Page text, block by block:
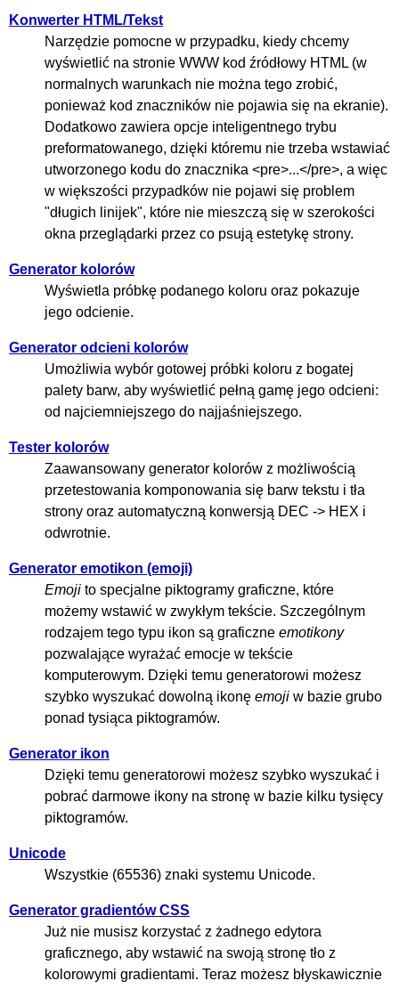
Konwerter HTML/Tekst
Narzędzie pomocne w przypadku, kiedy chcemy
wyświetlić na stronie WWW kod źródłowy HTML (w
normalnych warunkach nie można tego zrobić,
ponieważ kod znaczników nie pojawia się na ekranie).
Dodatkowo zawiera opcje inteligentnego trybu
preformatowanego, dzięki któremu nie trzeba wstawiać
utworzonego kodu do znacznika <pre>...</pre>, a więc
w większości przypadków nie pojawi się problem
"długich linijek", które nie mieszczą się w szerokości
okna przeglądarki przez co psują estetykę strony.
Generator kolorów
Wyświetla próbkę podanego koloru oraz pokazuje
jego odcienie.
Generator odcieni kolorów
Umożliwia wybór gotowej próbki koloru z bogatej
palety barw, aby wyświetlić pełną gamę jego odcieni:
od najciemniejszego do najjaśniejszego.
Tester kolorów
Zaawansowany generator kolorów z możliwością
przetestowania komponowania się barw tekstu i tła
strony oraz automatyczną konwersją DEC -> HEX i
odwrotnie.
Generator emotikon (emoji)
Emoji to specjalne piktogramy graficzne, które
możemy wstawić w zwykłym tekście. Szczególnym
rodzajem tego typu ikon są graficzne emotikony
pozwalające wyrażać emocje w tekście
komputerowym. Dzięki temu generatorowi możesz
szybko wyszukać dowolną ikonę emoji w bazie grubo
ponad tysiąca piktogramów.
Generator ikon
Dzięki temu generatorowi możesz szybko wyszukać i
pobrać darmowe ikony na stronę w bazie kilku tysięcy
piktogramów.
Unicode
Wszystkie (65536) znaki systemu Unicode.
Generator gradientów CSS
Już nie musisz korzystać z żadnego edytora
graficznego, aby wstawić na swoją stronę tło z
kolorowymi gradientami. Teraz możesz błyskawicznie